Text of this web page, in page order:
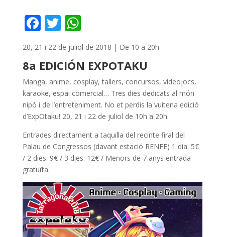
F
ac
e
b
o
o
k
T
w
itt
er
W
h
at
s
A
p
p
20, 21 i 22 de juliol de 2018 | De 10 a 20h
8a EDICIÓN EXPOTAKU
Manga, anime, cosplay, tallers, concursos, vídeojocs,
karaoke, espai comercial… Tres dies dedicats al món
nipó i de l’entreteniment. No et perdis la vuitena edició
d’ExpOtaku! 20, 21 i 22 de juliol de 10h a 20h.
Entrades directament a taquilla del recinte firal del
Palau de Congressos (davant estació RENFE) 1 dia: 5€
/ 2 dies: 9€ / 3 dies: 12€ / Menors de 7 anys entrada
gratuïta.